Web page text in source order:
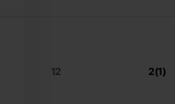
12 2(1)